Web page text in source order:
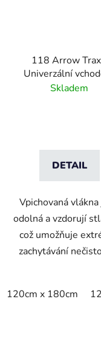
118 Arrow
Univerzální
rohož s klikatým
Skladem
DETAIL
Vpichovaná
odolná a vzdorují
což umožňuje
zachytávání
120cm x 180cm